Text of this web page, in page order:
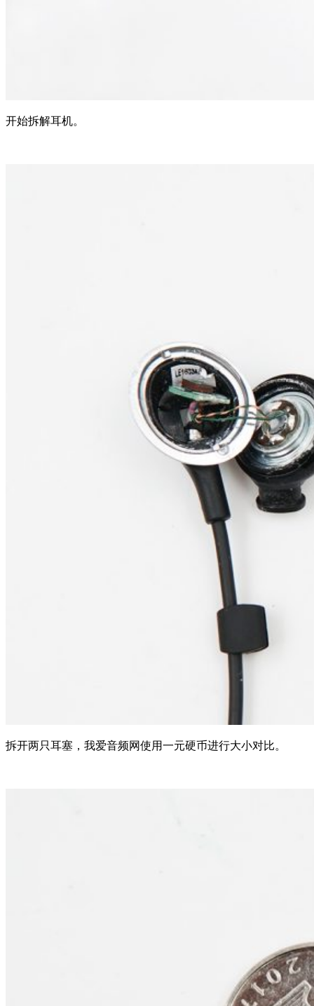
开始拆解耳机。
拆开两只耳塞，我爱音频网使用一元硬币进行大小对比。